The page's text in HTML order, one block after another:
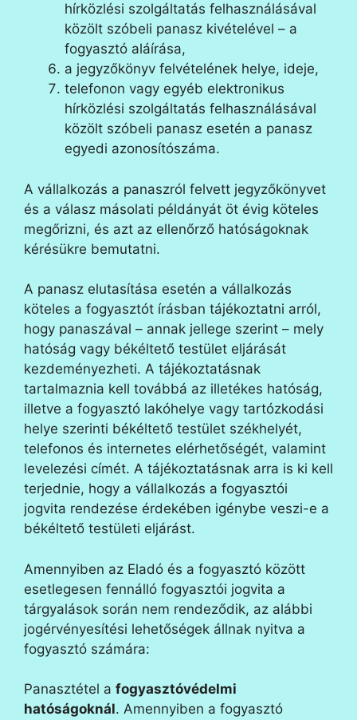
hírközlési szolgáltatás felhasználásával
közölt szóbeli panasz kivételével – a
fogyasztó aláírása,
a jegyzőkönyv felvételének helye, ideje,
telefonon vagy egyéb elektronikus
hírközlési szolgáltatás felhasználásával
közölt szóbeli panasz esetén a panasz
egyedi azonosítószáma.
A vállalkozás a panaszról felvett jegyzőkönyvet
és a válasz másolati példányát öt évig köteles
megőrizni, és azt az ellenőrző hatóságoknak
kérésükre bemutatni.
A panasz elutasítása esetén a vállalkozás
köteles a fogyasztót írásban tájékoztatni arról,
hogy panaszával – annak jellege szerint – mely
hatóság vagy békéltető testület eljárását
kezdeményezheti. A tájékoztatásnak
tartalmaznia kell továbbá az illetékes hatóság,
illetve a fogyasztó lakóhelye vagy tartózkodási
helye szerinti békéltető testület székhelyét,
telefonos és internetes elérhetőségét, valamint
levelezési címét. A tájékoztatásnak arra is ki kell
terjednie, hogy a vállalkozás a fogyasztói
jogvita rendezése érdekében igénybe veszi-e a
békéltető testületi eljárást.
Amennyiben az Eladó és a fogyasztó között
esetlegesen fennálló fogyasztói jogvita a
tárgyalások során nem rendeződik, az alábbi
jogérvényesítési lehetőségek állnak nyitva a
fogyasztó számára:
Panasztétel a fogyasztóvédelmi
hatóságoknál. Amennyiben a fogyasztó